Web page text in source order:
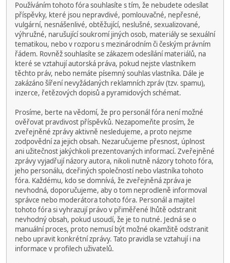
Používáním tohoto fóra souhlasíte s tím, že nebudete odesílat
příspěvky, které jsou nepravdivé, pomlouvačné, nepřesné,
vulgární, nesnášenlivé, obtěžující, neslušné, sexualizované,
výhružné, narušující soukromí jiných osob, materiály se sexuální
tematikou, nebo v rozporu s mezinárodním či českým právním
řádem. Rovněž souhlasíte se zákazem odesílání materiálů, na
které se vztahují autorská práva, pokud nejste vlastníkem
těchto práv, nebo nemáte písemný souhlas vlastníka. Dále je
zakázáno šíření nevyžádaných reklamních zpráv (tzv. spamu),
inzerce, řetězových dopisů a pyramidových schémat.
Prosíme, berte na vědomí, že pro personál fóra není možné
ověřovat pravdivost příspěvků. Nezapomeňte prosím, že
zveřejněné zprávy aktivně nesledujeme, a proto nejsme
zodpovědní za jejich obsah. Nezaručujeme přesnost, úplnost
ani užitečnost jakýchkoli prezentovaných informací. Zveřejněné
zprávy vyjadřují názory autora, nikoli nutně názory tohoto fóra,
jeho personálu, dceřiných společností nebo vlastníka tohoto
fóra. Každému, kdo se domnívá, že zveřejněná zpráva je
nevhodná, doporučujeme, aby o tom neprodleně informoval
správce nebo moderátora tohoto fóra. Personál a majitel
tohoto fóra si vyhrazují právo v přiměřené lhůtě odstranit
nevhodný obsah, pokud usoudí, že je to nutné. Jedná se o
manuální proces, proto nemusí být možné okamžitě odstranit
nebo upravit konkrétní zprávy. Tato pravidla se vztahují i na
informace v profilech uživatelů.